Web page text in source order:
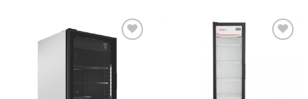
Añadir